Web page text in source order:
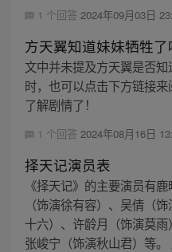
1 个回答 2024年09月03日
方天翼知道妹妹牺牲了
文中并未提及方天翼是否
时，也可以点击下方链接
了解剧情了！
1 个回答 2024年08月16日
择天记演员表
《择天记》的主要演员有
（饰演徐有容）、吴倩（
十六）、许龄月（饰演莫雨
张峻宁（饰演秋山君）等